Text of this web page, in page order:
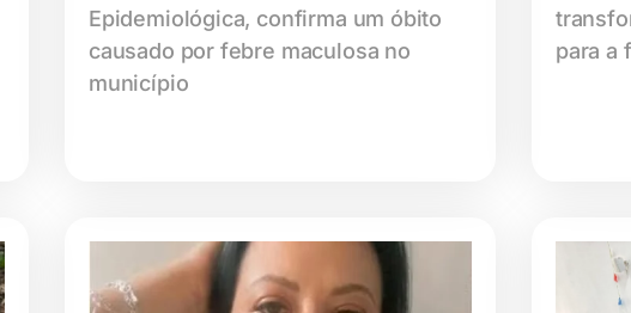
Epidemiológica, confirma um óbito
causado por febre maculosa no
município
para a